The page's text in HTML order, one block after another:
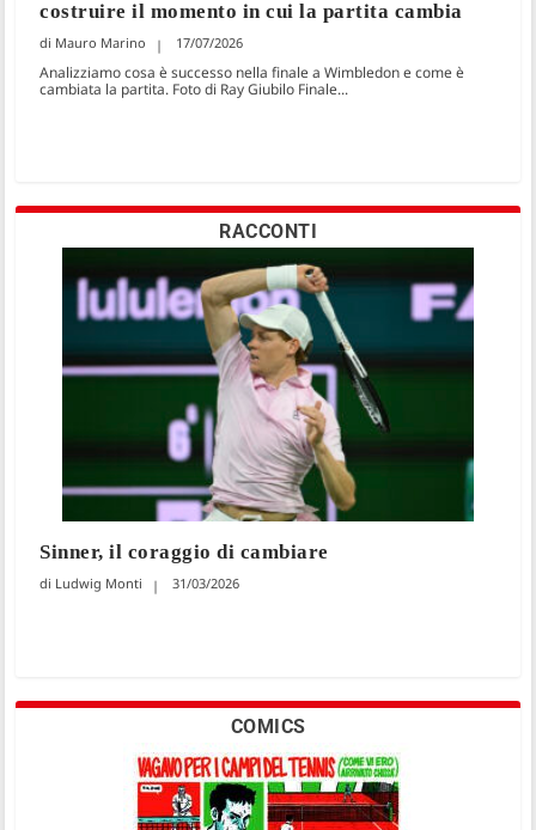
costruire il momento in cui la partita cambia
Mauro Marino 17/07/2026
Analizziamo cosa è successo nella finale a Wimbledon e come è
cambiata la partita. Foto di Ray Giubilo Finale...
RACCONTI
Sinner, il coraggio di cambiare
Ludwig Monti 31/03/2026
COMICS